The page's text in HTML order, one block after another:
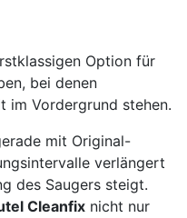
Option für
bei denen
im Vordergrund stehen.
mit Original-
verlängert
des Saugers steigt.
Cleanfix nicht nur